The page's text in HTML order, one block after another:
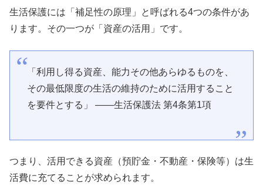
生活保護には「補足性の原理」と呼ばれる4つの条件があ
ります。その一つが「資産の活用」です。
「利用し得る資産、能力その他あらゆるものを、
その最低限度の生活の維持のために活用すること
を要件とする」 ——生活保護法 第4条第1項
つまり、活用できる資産（預貯金・不動産・保険等）は生
活費に充てることが求められます。